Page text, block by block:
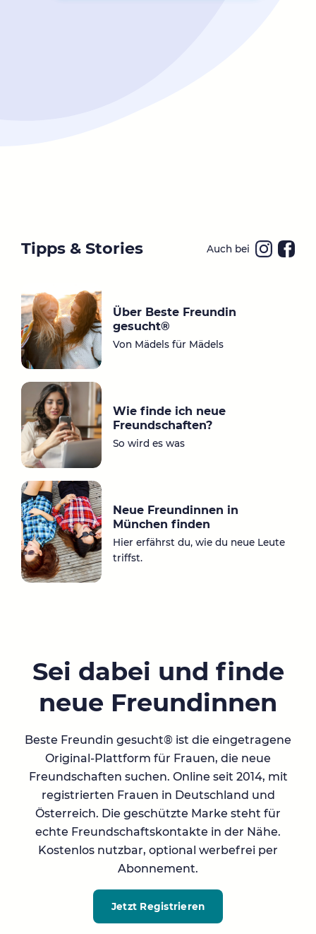
Tipps & Stories Auch bei
Über Beste Freundin
gesucht®
Von Mädels für Mädels
Wie finde ich neue
Freundschaften?
So wird es was
Neue Freundinnen in
München finden
Hier erfährst du, wie du neue Leute
triffst.
Sei dabei und finde
neue Freundinnen
Beste Freundin gesucht® ist die eingetragene
Original-Plattform für Frauen, die neue
Freundschaften suchen. Online seit 2014, mit
registrierten Frauen in Deutschland und
Österreich. Die geschützte Marke steht für
echte Freundschaftskontakte in der Nähe.
Kostenlos nutzbar, optional werbefrei per
Abonnement.
Jetzt Registrieren